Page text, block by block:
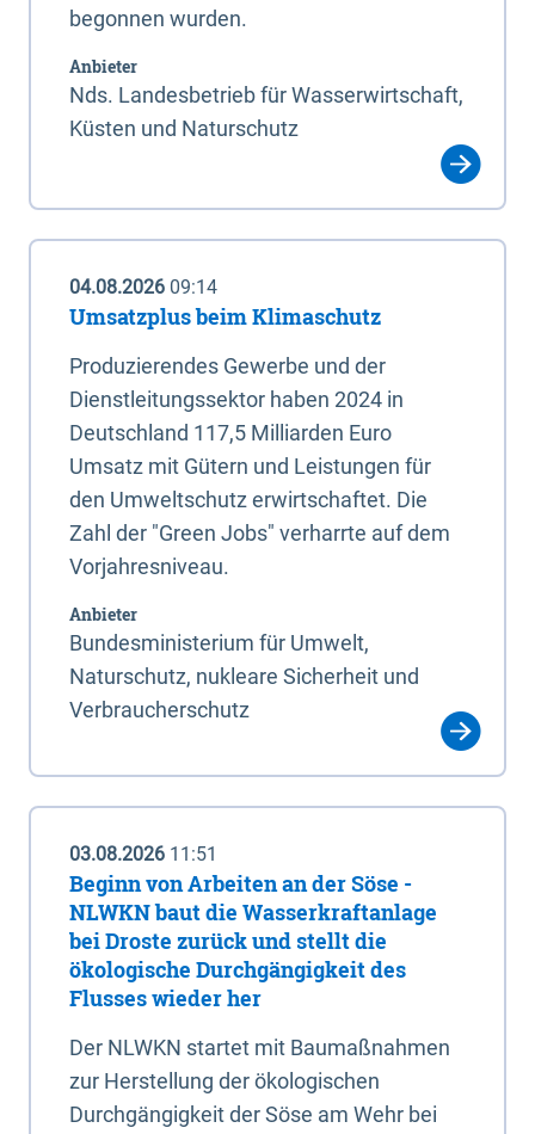
begonnen wurden.
Anbieter
Nds. Landesbetrieb für Wasserwirtschaft,
Küsten und Naturschutz
04.08.2026 09:14
Umsatzplus beim Klimaschutz
Produzierendes Gewerbe und der
Dienstleitungssektor haben 2024 in
Deutschland 117,5 Milliarden Euro
Umsatz mit Gütern und Leistungen für
den Umweltschutz erwirtschaftet. Die
Zahl der "Green Jobs" verharrte auf dem
Vorjahresniveau.
Anbieter
Bundesministerium für Umwelt,
Naturschutz, nukleare Sicherheit und
Verbraucherschutz
03.08.2026 11:51
Beginn von Arbeiten an der Söse -
NLWKN baut die Wasserkraftanlage
bei Droste zurück und stellt die
ökologische Durchgängigkeit des
Flusses wieder her
Der NLWKN startet mit Baumaßnahmen
zur Herstellung der ökologischen
Durchgängigkeit der Söse am Wehr bei